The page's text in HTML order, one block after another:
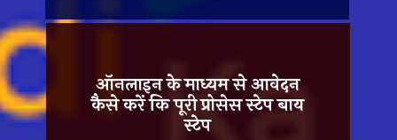
ऑनलाइन के माध्यम से आवेदन
कैसे करें कि पूरी प्रोसेस स्टेप बाय
स्टेप